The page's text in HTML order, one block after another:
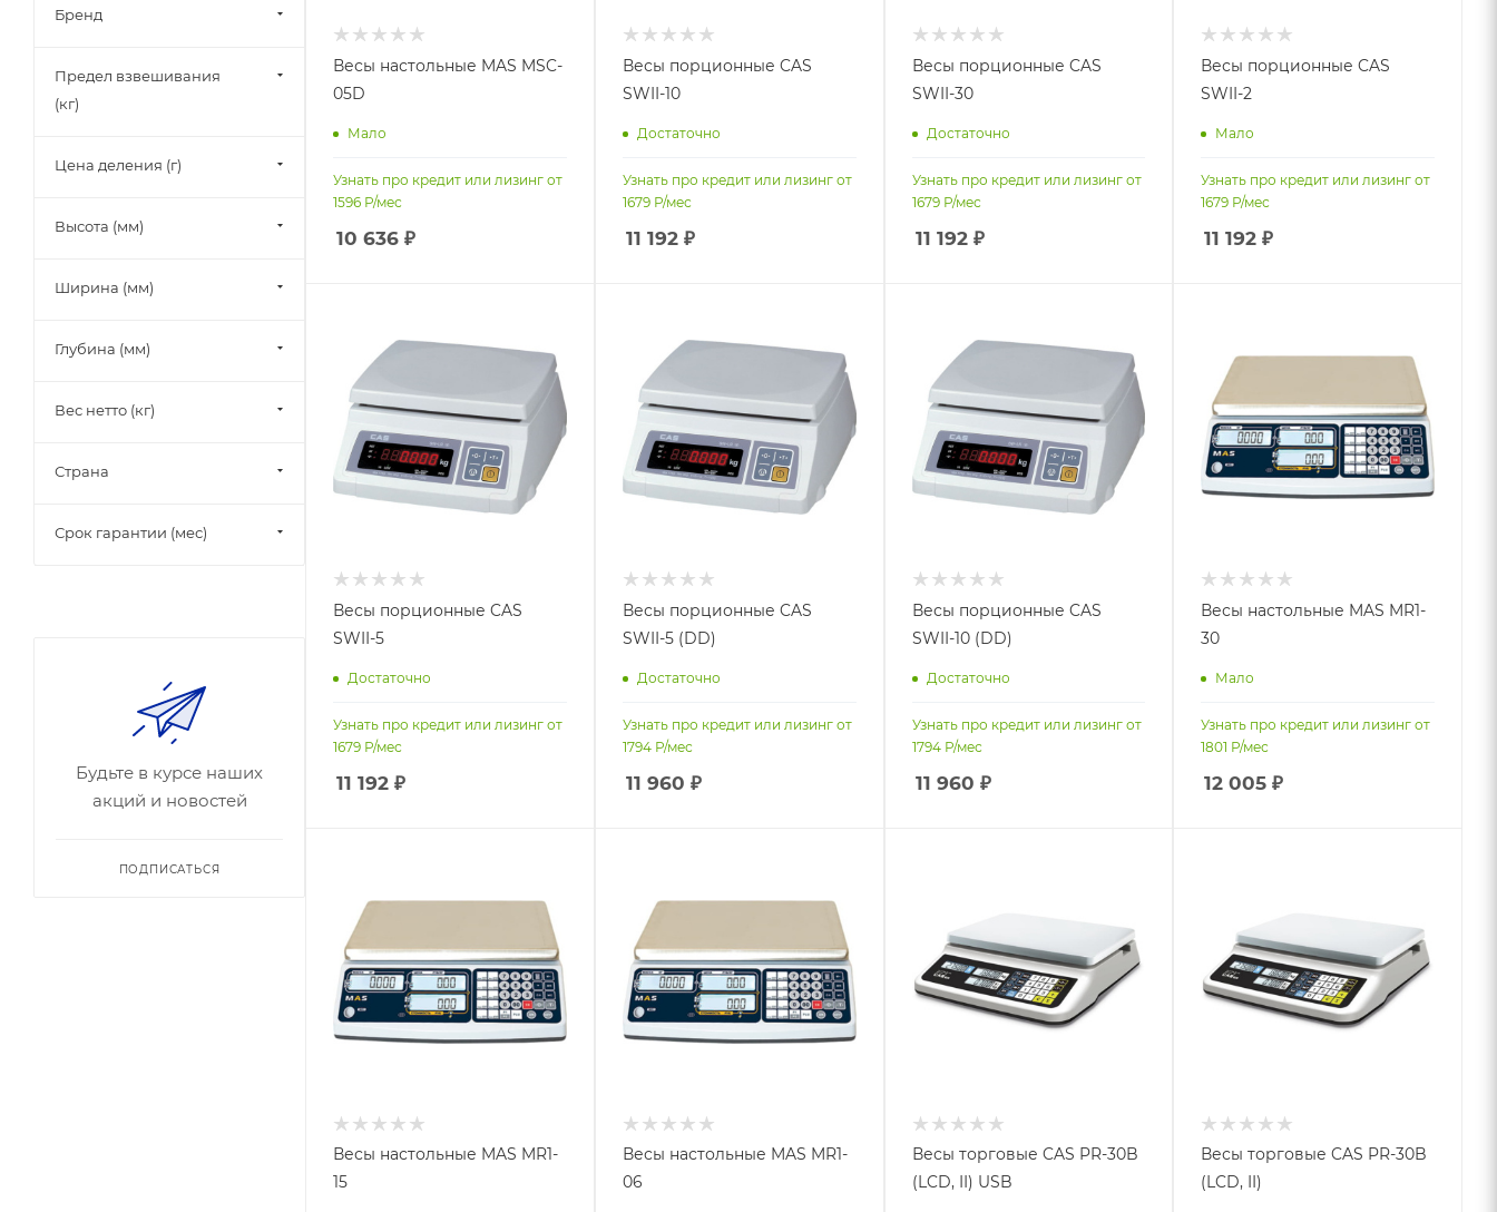
Весы настольные MAS MSC-
05D
Мало
Узнать про кредит или лизинг от
1596 Р/мес
10 636 ₽
Весы порционные CAS
SWII-10
Достаточно
Узнать про кредит или лизинг от
1679Р/мес
11 192₽
Весы порционные CAS
SWII-30
Достаточно
Узнать про кредит или лизинг от
1679Р/мес
11 192₽
Весы порционные CAS
SWII-2
Мало
Узнать про кредит или лизинг от
1679 Р/мес
11 192 ₽
Весы порционные CAS
SWII-5
Достаточно
Узнать про кредит или лизинг от
1679 Р/мес
11 192 ₽
Весы порционные CAS
SWII-5 (DD)
Достаточно
Узнать про кредит или лизинг от
1794Р/мес
11 960 ₽
Весы порционные CAS
SWII-10 (DD)
Достаточно
Узнать про кредит или лизинг от
1794Р/мес
11 960 ₽
Весы настольные MAS MR1-
30
Мало
Узнать про кредит или лизинг от
1801 Р/мес
12 005 ₽
Весы настольные MAS MR1-
15
Весы настольные MAS MR1-
06
Весы торговые CAS PR-30B
(LCD, II) USB
Весы торговые CAS PR-30B
(LCD, II)
Бренд
Предел взвешивания
(кг)
Цена деления (г)
Высота (мм)
Ширина (мм)
Глубина (мм)
Вес нетто (кг)
Страна
Срок гарантии (мес)
Будьте в курсе наших
акций и новостей
ПОДПИСАТЬСЯ